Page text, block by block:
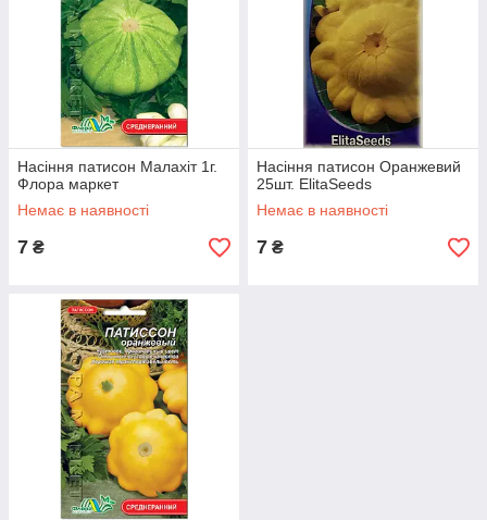
Насіння патисон Малахіт 1г.
Флора маркет
Немає в наявності
7 ₴
Насіння патисон Оранжевий
25шт. ElitaSeeds
Немає в наявності
7 ₴